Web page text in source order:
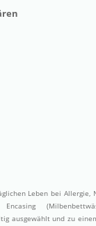
Leben bei
Encasing
ausgewählt und zu